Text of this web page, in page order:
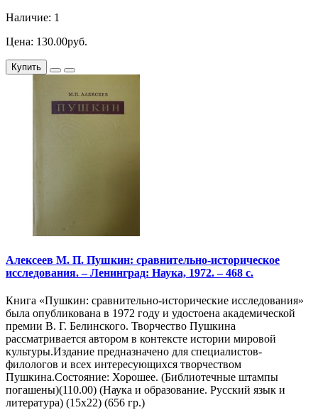
Наличие: 1
Цена: 130.00руб.
Купить
Алексеев М. П. Пушкин: сравнительно-историческое
исследования. – Ленинград: Наука, 1972. – 468 с.
Книга «Пушкин: сравнительно-исторические исследования»
была опубликована в 1972 году и удостоена академической
премии В. Г. Белинского. Творчество Пушкина
рассматривается автором в контексте истории мировой
культуры.Издание предназначено для специалистов-
филологов и всех интересующихся творчеством
Пушкина.Состояние: Хорошее. (Библиотечные штампы
погашены)(110.00) (Наука и образование. Русский язык и
литература) (15х22) (656 гр.)